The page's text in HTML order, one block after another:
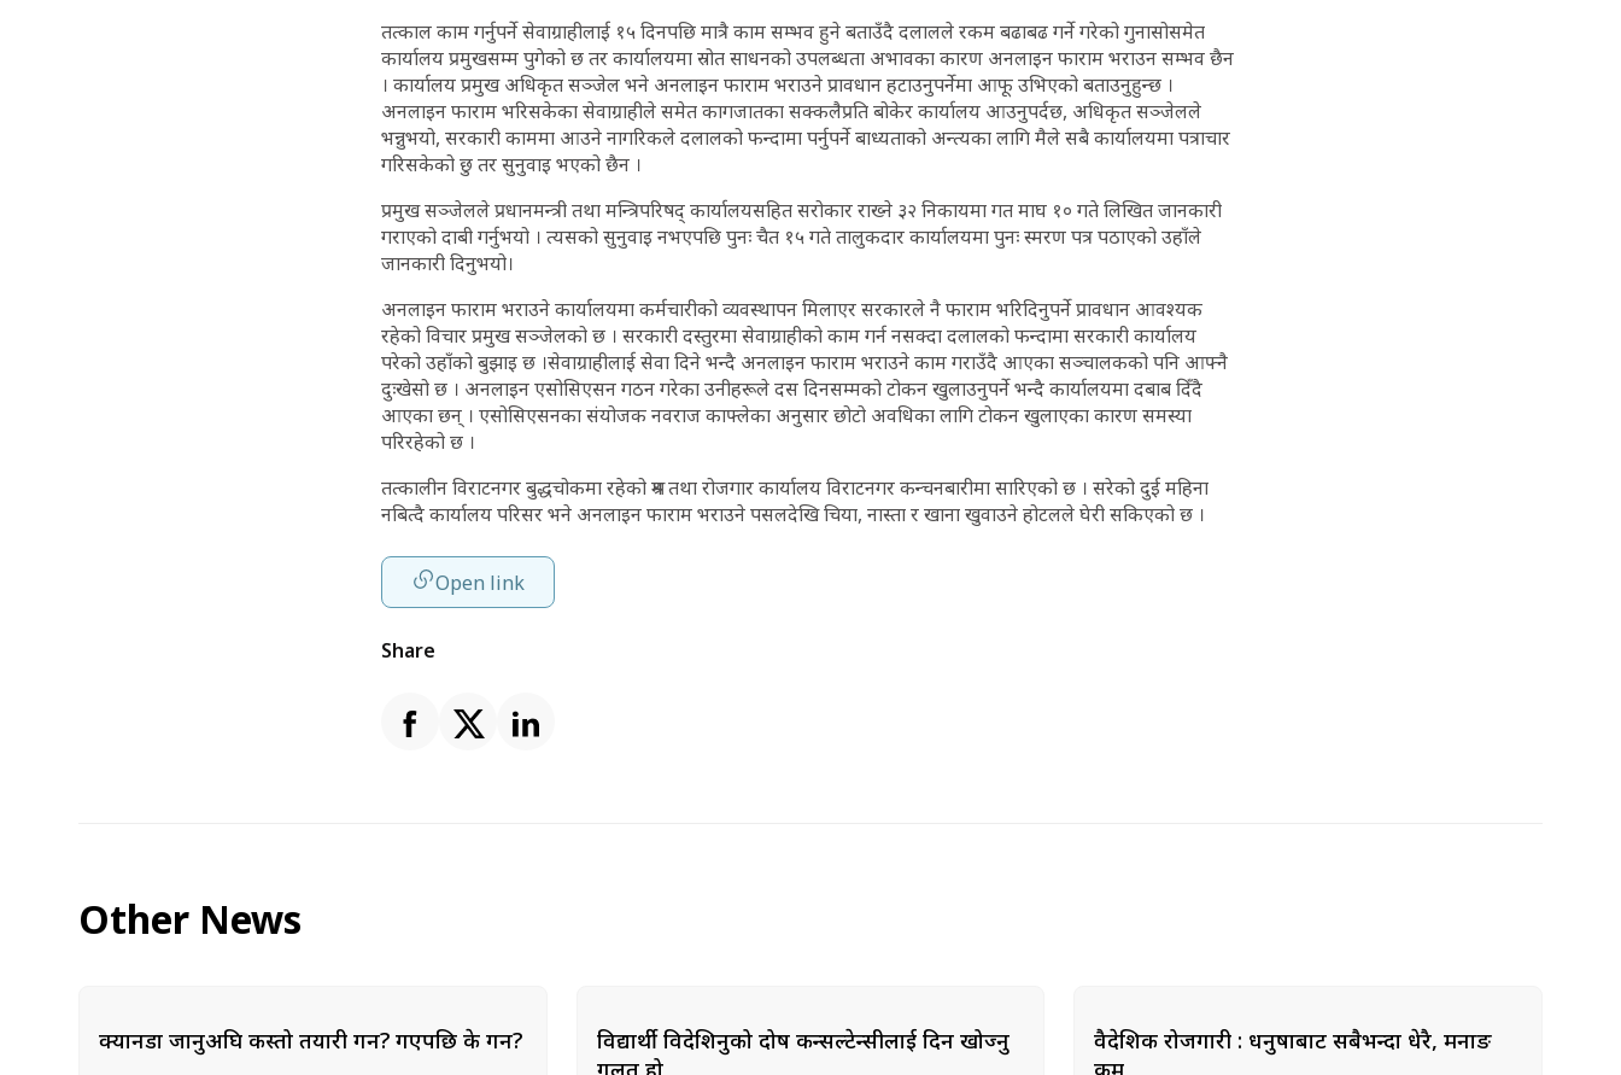
तत्काल काम गर्नुपर्ने सेवाग्राहीलाई १५ दिनपछि मात्रै काम सम्भव हुने बताउँदै दलालले रकम बढाबढ गर्ने गरेको गुनासोसमेत
कार्यालय प्रमुखसम्म पुगेको छ तर कार्यालयमा स्रोत साधनको उपलब्धता अभावका कारण अनलाइन फाराम भराउन सम्भव छैन
। कार्यालय प्रमुख अधिकृत सञ्जेल भने अनलाइन फाराम भराउने प्रावधान हटाउनुपर्नेमा आफू उभिएको बताउनुहुन्छ ।
अनलाइन फाराम भरिसकेका सेवाग्राहीले समेत कागजातका सक्कलैप्रति बोकेर कार्यालय आउनुपर्दछ, अधिकृत सञ्जेलले
भन्नुभयो, सरकारी काममा आउने नागरिकले दलालको फन्दामा पर्नुपर्ने बाध्यताको अन्त्यका लागि मैले सबै कार्यालयमा पत्राचार
गरिसकेको छु तर सुनुवाइ भएको छैन ।
प्रमुख सञ्जेलले प्रधानमन्त्री तथा मन्त्रिपरिषद् कार्यालयसहित सरोकार राख्ने ३२ निकायमा गत माघ १० गते लिखित जानकारी
गराएको दाबी गर्नुभयो । त्यसको सुनुवाइ नभएपछि पुनः चैत १५ गते तालुकदार कार्यालयमा पुनः स्मरण पत्र पठाएको उहाँले
जानकारी दिनुभयो।
अनलाइन फाराम भराउने कार्यालयमा कर्मचारीको व्यवस्थापन मिलाएर सरकारले नै फाराम भरिदिनुपर्ने प्रावधान आवश्यक
रहेको विचार प्रमुख सञ्जेलको छ । सरकारी दस्तुरमा सेवाग्राहीको काम गर्न नसक्दा दलालको फन्दामा सरकारी कार्यालय
परेको उहाँको बुझाइ छ ।सेवाग्राहीलाई सेवा दिने भन्दै अनलाइन फाराम भराउने काम गराउँदै आएका सञ्चालकको पनि आफ्नै
दुःखेसो छ । अनलाइन एसोसिएसन गठन गरेका उनीहरूले दस दिनसम्मको टोकन खुलाउनुपर्ने भन्दै कार्यालयमा दबाब दिँदै
आएका छन् । एसोसिएसनका संयोजक नवराज काफ्लेका अनुसार छोटो अवधिका लागि टोकन खुलाएका कारण समस्या
परिरहेको छ ।
तत्कालीन विराटनगर बुद्धचोकमा रहेको श्रम तथा रोजगार कार्यालय विराटनगर कन्चनबारीमा सारिएको छ । सरेको दुई महिना
नबित्दै कार्यालय परिसर भने अनलाइन फाराम भराउने पसलदेखि चिया, नास्ता र खाना खुवाउने होटलले घेरी सकिएको छ ।
Open link
Share
Other News
क्यानडा जानुअघि कस्तो तयारी गर्ने? गएपछि के गर्ने?
विद्यार्थी विदेशिनुको दोष कन्सल्टेन्सीलाई दिन खोज्नु
गलत हो
वैदेशिक रोजगारी : धनुषाबाट सबैभन्दा धेरै, मनाङ
कम